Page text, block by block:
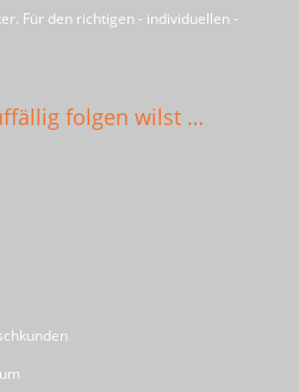
Für den richtigen - individuellen -
folgen wilst …